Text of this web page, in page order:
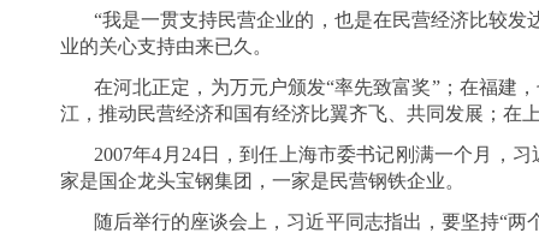
“我是一贯支持民营企业的，也是在民营经济比较
业的关心支持由来已久。
在河北正定，为万元户颁发“率先致富奖”；在福建
江，推动民营经济和国有经济比翼齐飞、共同发展；
2007年4月24日，到任上海市委书记刚满一个月，
家是国企龙头宝钢集团，一家是民营钢铁企业。
随后举行的座谈会上，习近平同志指出，要坚持“